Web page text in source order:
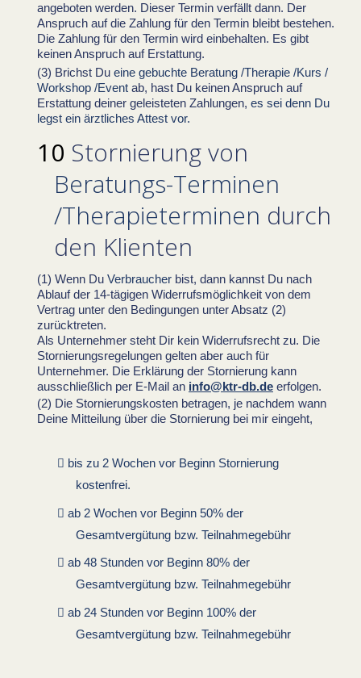
angeboten werden. Dieser Termin verfällt dann. Der
Anspruch auf die Zahlung für den Termin bleibt bestehen.
Die Zahlung für den Termin wird einbehalten. Es gibt
keinen Anspruch auf Erstattung.
Brichst Du eine gebuchte Beratung /Therapie /Kurs /
Workshop /Event ab, hast Du keinen Anspruch auf
Erstattung deiner geleisteten Zahlungen, es sei denn Du
legst ein ärztliches Attest vor.
Stornierung von
Beratungs-Terminen
/Therapieterminen durch
den Klienten
(1) Wenn Du Verbraucher bist, dann kannst Du nach
Ablauf der 14-tägigen Widerrufsmöglichkeit von dem
Vertrag unter den Bedingungen unter Absatz (2)
zurücktreten.
Als Unternehmer steht Dir kein Widerrufsrecht zu. Die
Stornierungsregelungen gelten aber auch für
Unternehmer. Die Erklärung der Stornierung kann
ausschließlich per E-Mail an info@ktr-db.de erfolgen.
Die Stornierungskosten betragen, je nachdem wann
Deine Mitteilung über die Stornierung bei mir eingeht,
bis zu 2 Wochen vor Beginn Stornierung
kostenfrei.
ab 2 Wochen vor Beginn 50% der
Gesamtvergütung bzw. Teilnahmegebühr
ab 48 Stunden vor Beginn 80% der
Gesamtvergütung bzw. Teilnahmegebühr
ab 24 Stunden vor Beginn 100% der
Gesamtvergütung bzw. Teilnahmegebühr